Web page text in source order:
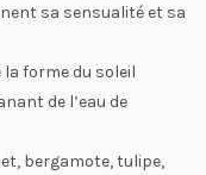
sa sensualité et sa
forme du soleil
de l’eau de
bergamote, tulipe,